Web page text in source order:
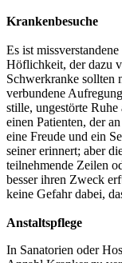
Krankenbesuche
Es ist
Höflichkeit, der dazu
Schwerkranke sollten
verbundene
stille, ungestörte Ruhe
einen Patienten, der
eine Freude und ein
seiner erinnert; aber
teilnehmende Zeilen
besser ihren Zweck
keine Gefahr dabei,
Anstaltspflege
In Sanatorien oder